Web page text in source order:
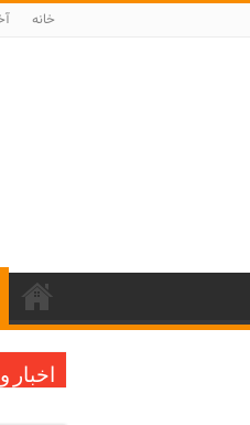
خانه
اخبار